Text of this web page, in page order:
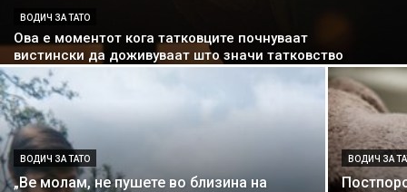
ВОДИЧ ЗА ТАТО
Ова е моментот кога татковците почнуваат
вистински да доживуваат што значи татковство
ВОДИЧ ЗА ТАТО
„Ве молам, не пушете во близина на
ВОДИЧ ЗА